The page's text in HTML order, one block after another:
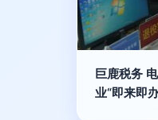
巨鹿税务
业“即来即